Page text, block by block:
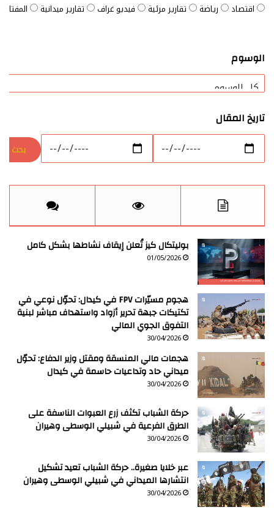
اقتصاد رياضة
تقارير مرئية
فيديو غراف تقارير ميدانية
الوسوم
تاريخ المقال
بوليتكال كيز تُعلن إيقاف نشاطها بشكل كامل
01/05/2026
هجوم مسيّرات FPV في كيدال: تحوّل نوعي في
تكتيكات جبهة تحرير أزواد واستهداف مباشر لبنية
التفوق الجوي المالي
30/04/2026
هجمات مالي المنسقة ومقتل وزير الدفاع: تحوّل
ميداني حاد وتداعيات حاسمة في كيدال
30/04/2026
حركة الشباب تكثف زرع العبوات الناسفة على
الطرق الفرعية في شبيلي الوسطى وهيران
30/04/2026
عبر خلايا صغيرة.. حركة الشباب تعيد تشكيل
انتشارها الميداني في شبيلي الوسطى وهيران
30/04/2026